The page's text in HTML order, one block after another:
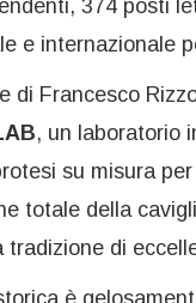
374 posti
e internazionale
di Francesco
, un laboratorio
su misura
totale della
tradizione di
è